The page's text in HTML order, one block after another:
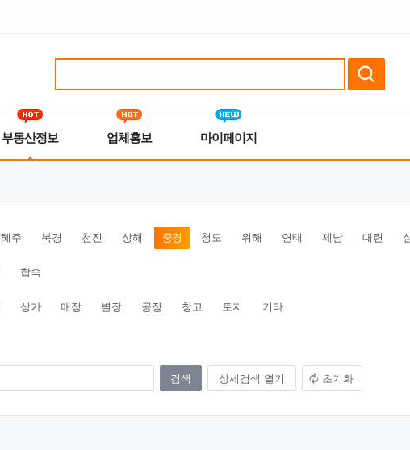
부동산정보 업체홍보 마이페이지
혜주 북경 천진 상해 중경 청도 위해 연태 제남 대련
합숙
상가 매장 별장 공장 창고 토지 기타
상세검색 열기 초기화